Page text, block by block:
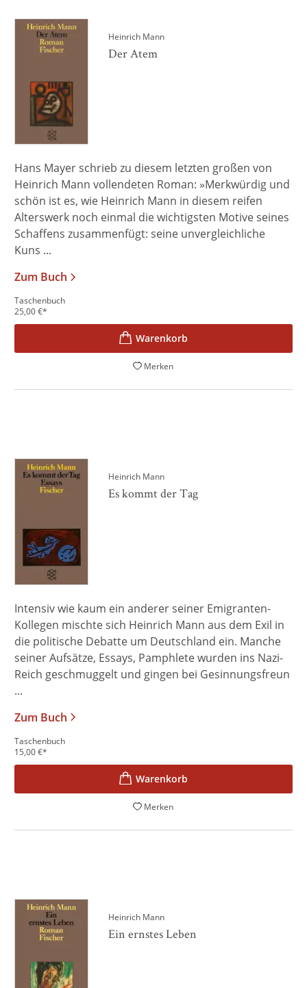
Heinrich Mann
Der Atem
Hans Mayer schrieb zu diesem letzten großen von
Heinrich Mann vollendeten Roman: »Merkwürdig und
schön ist es, wie Heinrich Mann in diesem reifen
Alterswerk noch einmal die wichtigsten Motive seines
Schaffens zusammenfügt: seine unvergleichliche
Kuns ...
Zum Buch
Taschenbuch
25,00€*
Merken
Heinrich Mann
Es kommt der Tag
Intensiv wie kaum ein anderer seiner Emigranten-
Kollegen mischte sich Heinrich Mann aus dem Exil in
die politische Debatte um Deutschland ein. Manche
seiner Aufsätze, Essays, Pamphlete wurden ins Nazi-
Reich geschmuggelt und gingen bei Gesinnungsfreun
...
Zum Buch
Taschenbuch
15,00€*
Merken
Heinrich Mann
Ein ernstes Leben